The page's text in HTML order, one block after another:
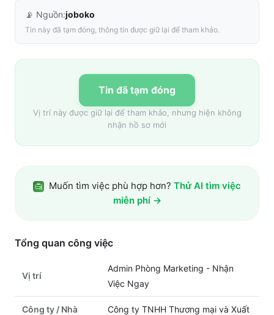
📡 Nguồn:joboko
Tin này đã tạm đóng, thông tin được giữ lại để tham khảo.
Tin đã tạm đóng
Vị trí này được giữ lại để tham khảo, nhưng hiện không
nhận hồ sơ mới
Muốn tìm việc phù hợp hơn? Thử AI tìm việc
miễn phí →
Tổng quan công việc
Vị trí
Admin Phòng Marketing - Nhận
Việc Ngay
Công ty / Nhà
Công ty TNHH Thương mại và Xuất